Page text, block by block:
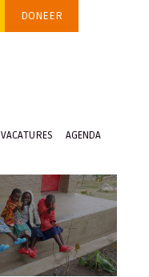
DONEER
VACATURES
AGENDA